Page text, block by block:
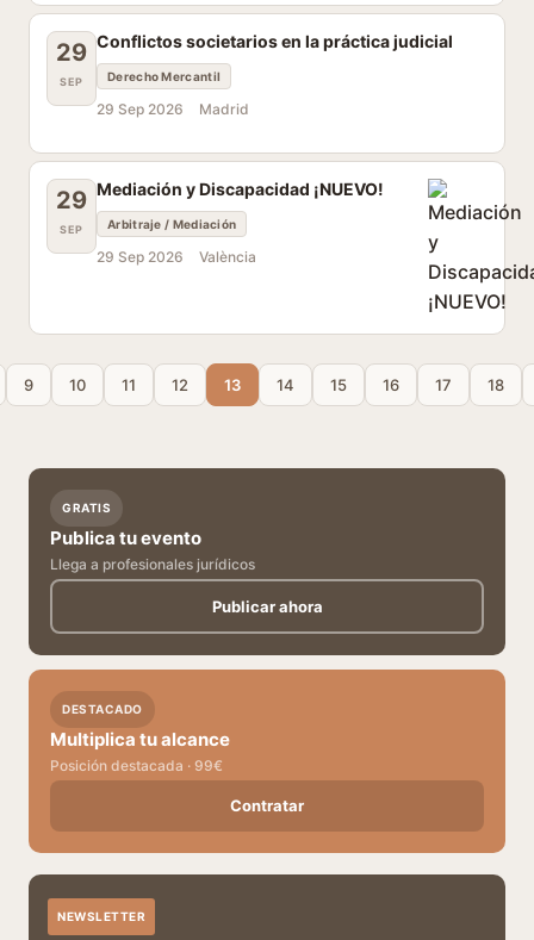
29
SEP
Conflictos societarios en la práctica judicial
Derecho Mercantil
29 Sep 2026 Madrid
29
SEP
Mediación y Discapacidad ¡NUEVO!
Arbitraje / Mediación
29 Sep 2026 València
9 10 11 12 13 14 15 16 17 18
GRATIS
Publica tu evento
Llega a profesionales jurídicos
Publicar ahora
DESTACADO
Multiplica tu alcance
Posición destacada · 99€
Contratar
NEWSLETTER